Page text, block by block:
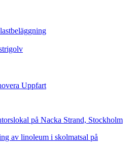
Uppfart
på Nacka Strand, Stockholm
av linoleum i skolmatsal på